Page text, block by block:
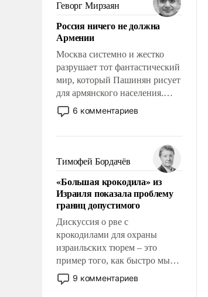
означает многолетний период
уязвимости США, например,
перед Китаем.
Геворг Мирзаян
Россия ничего не должна
Армении
Москва системно и жестко
разрушает тот фантастический
мир, который Пашинян рисует
для армянского населения.
Мир, где этому населению все
должны просто по
политические прожекты будут
беспрекословно оплачиваться
за счет российских
налогоплательщиков и где за
свои поступки не нужно
отвечать.
6 комментариев
Тимофей Бордачёв
«Большая крокодила» из
Израиля показала проблему
границ допустимого
Дискуссия о рве с
крокодилами для охраны
израильских тюрем – это
пример того, как быстро мы
двигаемся по пути
революционных изменений.
9 комментариев